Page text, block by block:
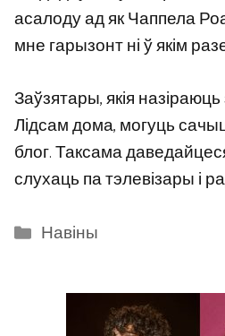
асалоду ад як Чаппела
мне гарызонт ні ў якім
Заўзятары, якія
Лідсам дома, могуць
блог. Таксама
слухаць па тэлевізары і
Categories
Навіны